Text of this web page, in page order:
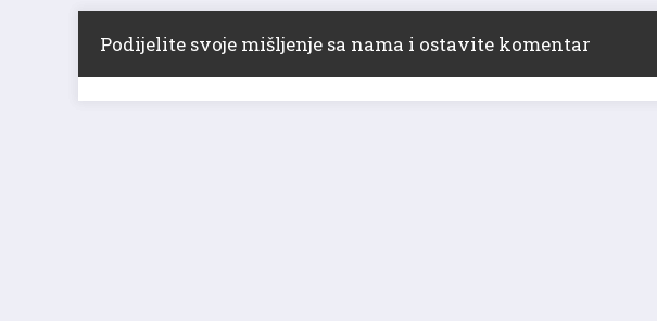
Podijelite svoje mišljenje sa nama i ostavite komentar